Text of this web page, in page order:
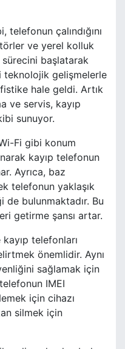
çalındığını
ve yerel kolluk
sürecini başlatarak
teknolojik gelişmelerle
hale geldi. Artık
ve servis, kayıp
sunuyor.
Fi gibi konum
kayıp telefonun
Ayrıca, baz
telefonun yaklaşık
de bulunmaktadır. Bu
getirme şansı artar.
telefonları
önemlidir. Aynı
sağlamak için
IMEI
için cihazı
silmek için